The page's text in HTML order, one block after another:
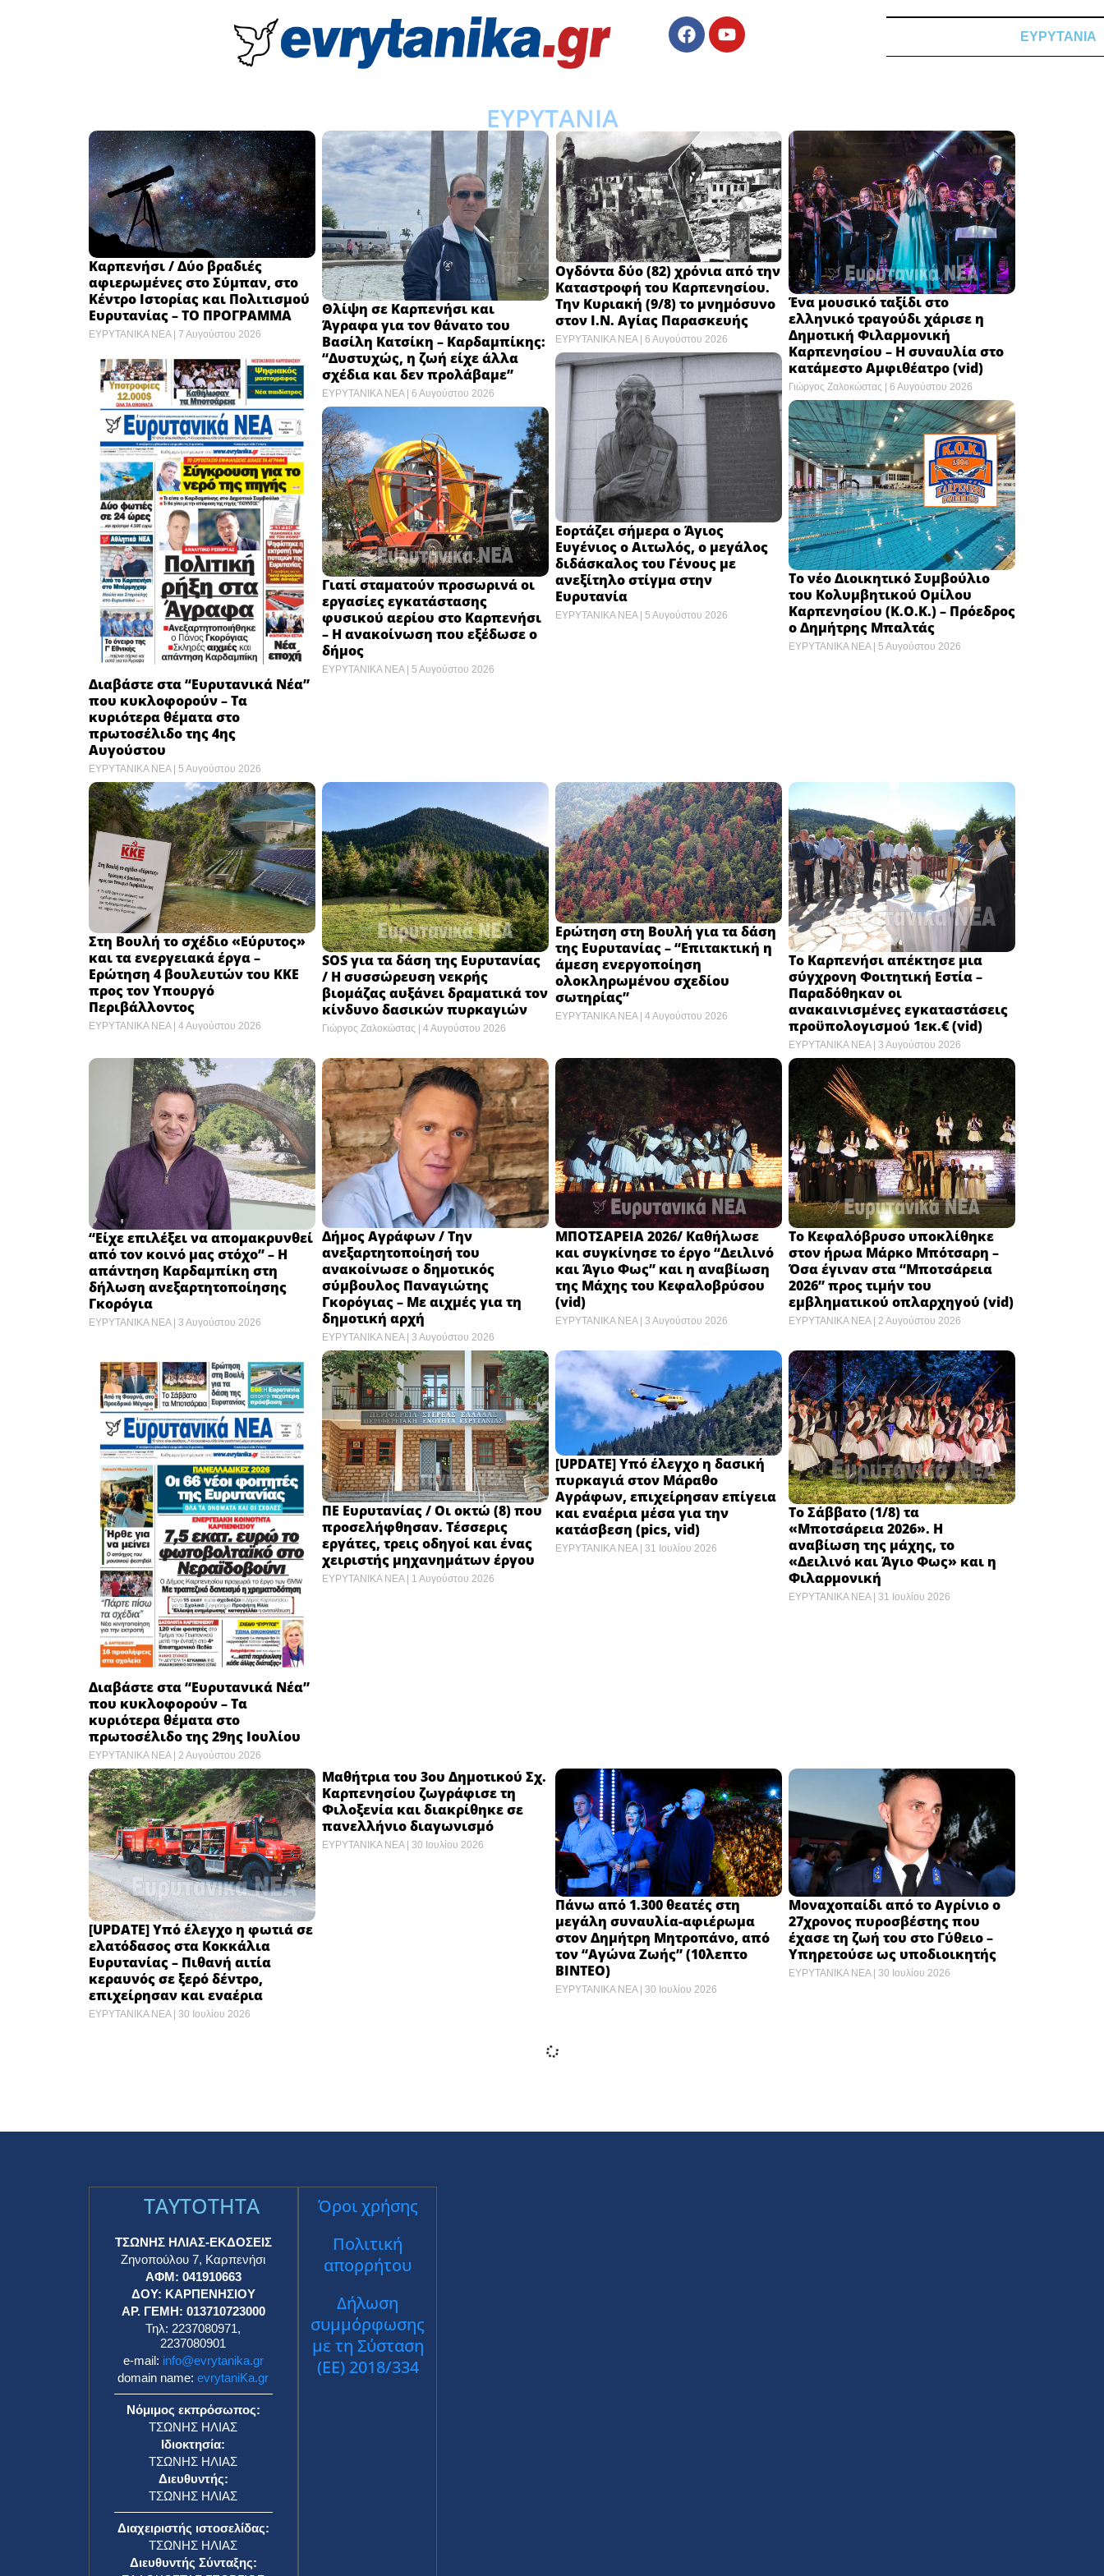
ΕΥΡΥΤΑΝΙΑ
ΕΥΡΥΤΑΝΙΑ
Καρπενήσι / Δύο βραδιές
αφιερωμένες στο Σύμπαν, στο
Κέντρο Ιστορίας και Πολιτισμού
Ευρυτανίας – ΤΟ ΠΡΟΓΡΑΜΜΑ
ΕΥΡΥΤΑΝΙΚΑ ΝΕΑ 7 Αυγούστου 2026
Θλίψη σε Καρπενήσι και
Άγραφα για τον θάνατο του
Βασίλη Κατσίκη – Καρδαμπίκης:
“Δυστυχώς, η ζωή είχε άλλα
σχέδια και δεν προλάβαμε”
ΕΥΡΥΤΑΝΙΚΑ ΝΕΑ 6 Αυγούστου 2026
Ογδόντα δύο (82) χρόνια από την
Καταστροφή του Καρπενησίου.
Την Κυριακή (9/8) το μνημόσυνο
στον Ι.Ν. Αγίας Παρασκευής
ΕΥΡΥΤΑΝΙΚΑ ΝΕΑ 6 Αυγούστου 2026
Ένα μουσικό ταξίδι στο
ελληνικό τραγούδι χάρισε η
Δημοτική Φιλαρμονική
Καρπενησίου – Η συναυλία στο
κατάμεστο Αμφιθέατρο (vid)
Γιώργος Ζαλοκώστας 6 Αυγούστου 2026
Διαβάστε στα “Ευρυτανικά Νέα”
που κυκλοφορούν – Τα
κυριότερα θέματα στο
πρωτοσέλιδο της 4ης
Αυγούστου
ΕΥΡΥΤΑΝΙΚΑ ΝΕΑ 5 Αυγούστου 2026
Γιατί σταματούν προσωρινά οι
εργασίες εγκατάστασης
φυσικού αερίου στο Καρπενήσι
– Η ανακοίνωση που εξέδωσε ο
δήμος
ΕΥΡΥΤΑΝΙΚΑ ΝΕΑ 5 Αυγούστου 2026
Εορτάζει σήμερα ο Άγιος
Ευγένιος ο Αιτωλός, ο μεγάλος
διδάσκαλος του Γένους με
ανεξίτηλο στίγμα στην
Ευρυτανία
ΕΥΡΥΤΑΝΙΚΑ ΝΕΑ 5 Αυγούστου 2026
Το νέο Διοικητικό Συμβούλιο
του Κολυμβητικού Ομίλου
Καρπενησίου (Κ.Ο.Κ.) – Πρόεδρος
ο Δημήτρης Μπαλτάς
ΕΥΡΥΤΑΝΙΚΑ ΝΕΑ 5 Αυγούστου 2026
Στη Βουλή το σχέδιο «Εύρυτος»
και τα ενεργειακά έργα –
Ερώτηση 4 βουλευτών του ΚΚΕ
προς τον Υπουργό
Περιβάλλοντος
ΕΥΡΥΤΑΝΙΚΑ ΝΕΑ 4 Αυγούστου 2026
SOS για τα δάση της Ευρυτανίας
/ Η συσσώρευση νεκρής
βιομάζας αυξάνει δραματικά τον
κίνδυνο δασικών πυρκαγιών
Γιώργος Ζαλοκώστας 4 Αυγούστου 2026
Ερώτηση στη Βουλή για τα δάση
της Ευρυτανίας – “Eπιτακτική η
άμεση ενεργοποίηση
ολοκληρωμένου σχεδίου
σωτηρίας”
ΕΥΡΥΤΑΝΙΚΑ ΝΕΑ 4 Αυγούστου 2026
Το Καρπενήσι απέκτησε μια
σύγχρονη Φοιτητική Εστία –
Παραδόθηκαν οι
ανακαινισμένες εγκαταστάσεις
προϋπολογισμού 1εκ.€ (vid)
ΕΥΡΥΤΑΝΙΚΑ ΝΕΑ 3 Αυγούστου 2026
“Είχε επιλέξει να απομακρυνθεί
από τον κοινό μας στόχο” – Η
απάντηση Καρδαμπίκη στη
δήλωση ανεξαρτητοποίησης
Γκορόγια
ΕΥΡΥΤΑΝΙΚΑ ΝΕΑ 3 Αυγούστου 2026
Δήμος Αγράφων / Την
ανεξαρτητοποίησή του
ανακοίνωσε ο δημοτικός
σύμβουλος Παναγιώτης
Γκορόγιας – Με αιχμές για τη
δημοτική αρχή
ΕΥΡΥΤΑΝΙΚΑ ΝΕΑ 3 Αυγούστου 2026
ΜΠΟΤΣΑΡΕΙΑ 2026/ Καθήλωσε
και συγκίνησε το έργο “Δειλινό
και Άγιο Φως” και η αναβίωση
της Μάχης του Κεφαλοβρύσου
(vid)
ΕΥΡΥΤΑΝΙΚΑ ΝΕΑ 3 Αυγούστου 2026
Το Κεφαλόβρυσο υποκλίθηκε
στον ήρωα Μάρκο Μπότσαρη –
Όσα έγιναν στα “Μποτσάρεια
2026” προς τιμήν του
εμβληματικού οπλαρχηγού (vid)
ΕΥΡΥΤΑΝΙΚΑ ΝΕΑ 2 Αυγούστου 2026
Διαβάστε στα “Ευρυτανικά Νέα”
που κυκλοφορούν – Τα
κυριότερα θέματα στο
πρωτοσέλιδο της 29ης Ιουλίου
ΕΥΡΥΤΑΝΙΚΑ ΝΕΑ 2 Αυγούστου 2026
ΠΕ Ευρυτανίας / Οι οκτώ (8) που
προσελήφθησαν. Τέσσερις
εργάτες, τρεις οδηγοί και ένας
χειριστής μηχανημάτων έργου
ΕΥΡΥΤΑΝΙΚΑ ΝΕΑ 1 Αυγούστου 2026
[UPDATE] Υπό έλεγχο η δασική
πυρκαγιά στον Μάραθο
Αγράφων, επιχείρησαν επίγεια
και εναέρια μέσα για την
κατάσβεση (pics, vid)
ΕΥΡΥΤΑΝΙΚΑ ΝΕΑ 31 Ιουλίου 2026
Το Σάββατο (1/8) τα
«Μποτσάρεια 2026». Η
αναβίωση της μάχης, το
«Δειλινό και Άγιο Φως» και η
Φιλαρμονική
ΕΥΡΥΤΑΝΙΚΑ ΝΕΑ 31 Ιουλίου 2026
[UPDATE] Υπό έλεγχο η φωτιά σε
ελατόδασος στα Κοκκάλια
Ευρυτανίας – Πιθανή αιτία
κεραυνός σε ξερό δέντρο,
επιχείρησαν και εναέρια
ΕΥΡΥΤΑΝΙΚΑ ΝΕΑ 30 Ιουλίου 2026
Μαθήτρια του 3ου Δημοτικού Σχ.
Καρπενησίου ζωγράφισε τη
Φιλοξενία και διακρίθηκε σε
πανελλήνιο διαγωνισμό
ΕΥΡΥΤΑΝΙΚΑ ΝΕΑ 30 Ιουλίου 2026
Πάνω από 1.300 θεατές στη
μεγάλη συναυλία-αφιέρωμα
στον Δημήτρη Μητροπάνο, από
τον “Αγώνα Ζωής” (10λεπτο
ΒΙΝΤΕΟ)
ΕΥΡΥΤΑΝΙΚΑ ΝΕΑ 30 Ιουλίου 2026
Μοναχοπαίδι από το Αγρίνιο ο
27χρονος πυροσβέστης που
έχασε τη ζωή του στο Γύθειο –
Υπηρετούσε ως υποδιοικητής
ΕΥΡΥΤΑΝΙΚΑ ΝΕΑ 30 Ιουλίου 2026
ΕΚΤΑΚΤΟ. Τροχαίο στη
Φραγκίστα Ευρυτανίας με εναν
Μεταφέρεται στο Νοσοκομείο
ΕΥΡΥΤΑΝΙΚΑ ΝΕΑ 29 Ιουλίου 2026
ΣΤΙΒΟΣ / Νούλα και Σταμούλης
εξασφάλισαν την πρόκρισή τους
για το Ευρωπαϊκό Πρωτάθλημα
του Μπέρμιγχαμ!
ΕΥΡΥΤΑΝΙΚΑ ΝΕΑ 29 Ιουλίου 2026
Τίμησαν και φέτος τον Άγιο
Αιμιλιανό. Διήμερες
εκδηλώσεις στο Κρυονέρι,
δίπλα στον π. Αγραφιώτη
ΕΥΡΥΤΑΝΙΚΑ ΝΕΑ 29 Ιουλίου 2026